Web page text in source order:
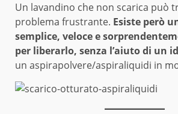
Un lavandino che non scarica può
problema frustrante. Esiste però
semplice, veloce e
per liberarlo, senza l’aiuto di un
un aspirapolvere/aspiraliquidi in